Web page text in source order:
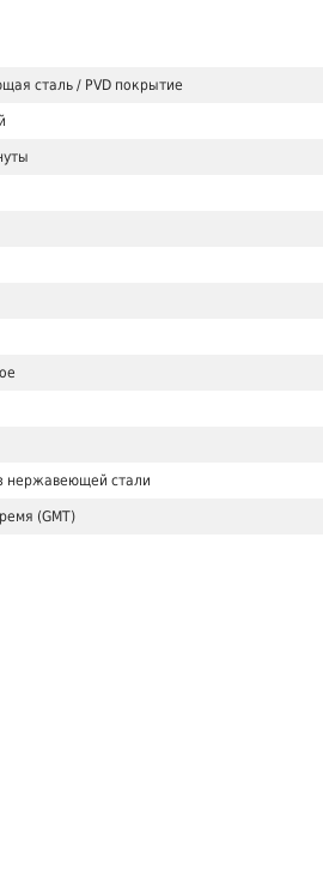
сталь / PVD покрытие
нержавеющей стали
(GMT)